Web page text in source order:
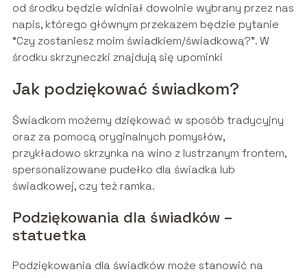
od środku będzie widniał dowolnie wybrany przez nas
napis, którego głównym przekazem będzie pytanie
“Czy zostaniesz moim świadkiem/świadkową?”. W
środku skrzyneczki znajdują się upominki
Jak podziękować świadkom?
Świadkom możemy dziękować w sposób tradycyjny
oraz za pomocą oryginalnych pomysłów,
przykładowo skrzynka na wino z lustrzanym frontem,
spersonalizowane pudełko dla świadka lub
świadkowej, czy też ramka.
Podziękowania dla świadków –
statuetka
Podziękowania dla świadków może stanowić na